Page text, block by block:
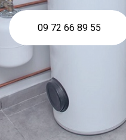
09 72 66 89 55